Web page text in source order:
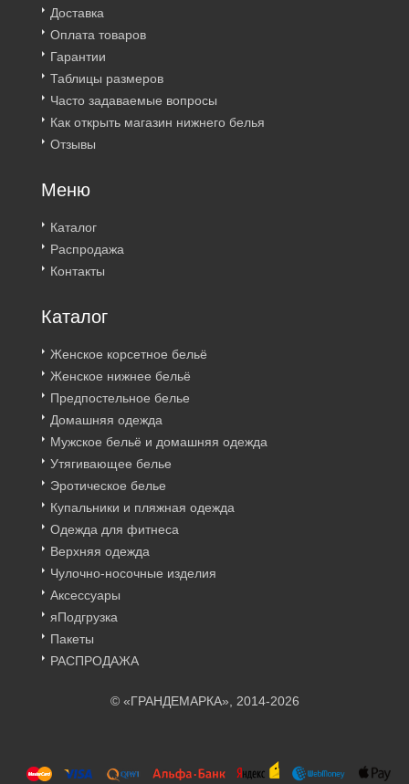
Доставка
Оплата товаров
Гарантии
Таблицы размеров
Часто задаваемые вопросы
Как открыть магазин нижнего белья
Отзывы
Меню
Каталог
Распродажа
Контакты
Каталог
Женское корсетное бельё
Женское нижнее бельё
Предпостельное белье
Домашняя одежда
Мужское бельё и домашняя одежда
Утягивающее белье
Эротическое белье
Купальники и пляжная одежда
Одежда для фитнеса
Верхняя одежда
Чулочно-носочные изделия
Аксессуары
яПодгрузка
Пакеты
РАСПРОДАЖА
© «ГРАНДЕМАРКА», 2014-2026